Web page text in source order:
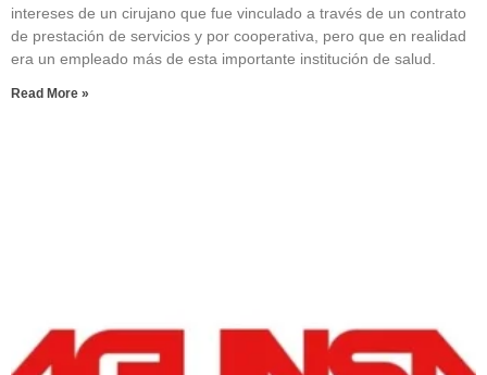
intereses de un cirujano que fue vinculado a través de un contrato
de prestación de servicios y por cooperativa, pero que en realidad
era un empleado más de esta importante institución de salud.
Read More »